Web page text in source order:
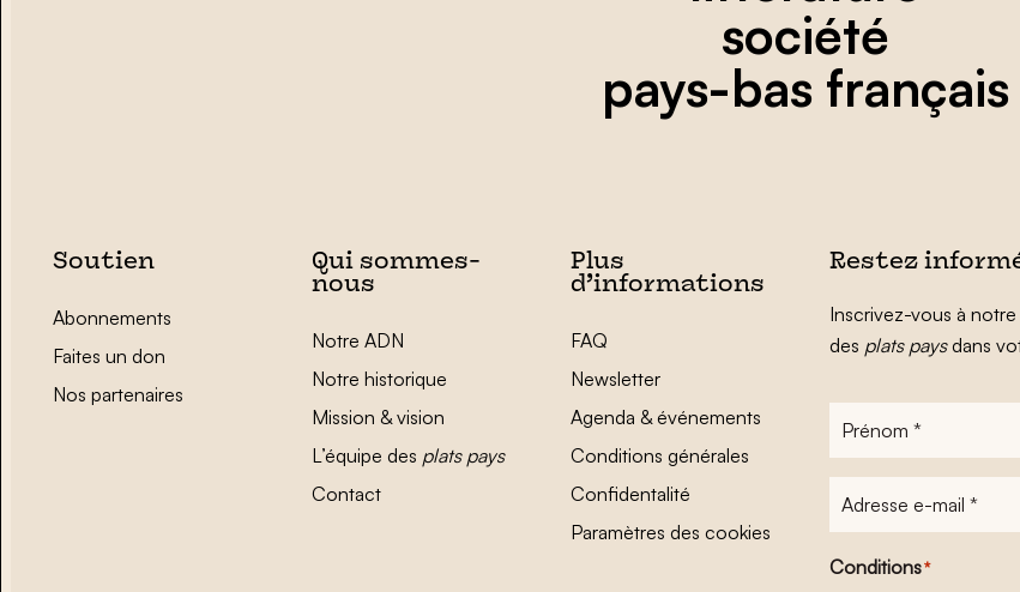
société
pays-bas français
Soutien
Abonnements
Faites un don
Nos partenaires
Qui sommes-
nous
Notre ADN
Notre historique
Mission & vision
L’équipe des plats pays
Contact
Plus
d’informations
FAQ
Newsletter
Agenda & événements
Conditions générales
Confidentalité
Paramètres des cookies
Restez
Inscrivez-vous à
des plats paysdans
mail
Conditions*